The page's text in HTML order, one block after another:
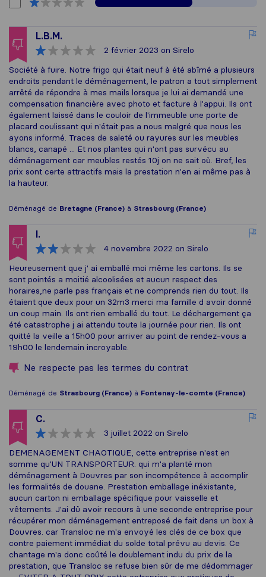
L.B.M.
2 février 2023 on Sirelo
Société à fuire. Notre frigo qui était neuf à été abîmé a plusieurs
endroits pendant le déménagement, le patron a tout simplement
arrêté de répondre à mes mails lorsque je lui ai demandé une
compensation financière avec photo et facture à l'appui. Ils ont
également laissé dans le couloir de l'immeuble une porte de
placard coulissant qui n'était pas a nous malgré que nous les
ayons informé. Traces de saleté ou rayures sur les meubles
blancs, canapé ... Et nos plantes qui n'ont pas survécu au
déménagement car meubles restés 10j on ne sait où. Bref, les
prix sont certe attractifs mais la prestation n'en ai même pas à
la hauteur.
Déménagé de Bretagne (France) à Strasbourg (France)
I.
4 novembre 2022 on Sirelo
Heureusement que j' ai emballé moi même les cartons. Ils se
sont pointés a moitié alcoolisées et aucun respect des
horaires,ne parle pas français et ne comprends rien du tout. Ils
étaient que deux pour un 32m3 merci ma famille d avoir donné
un coup main. Ils ont rien emballé du tout. Le déchargement ça
été catastrophe j ai attendu toute la journée pour rien. Ils ont
quitté la veille a 15h00 pour arriver au point de rendez-vous a
19h00 le lendemain incroyable.
Ne respecte pas les termes du contrat
Déménagé de Strasbourg (France) à Fontenay-le-comte (France)
C.
3 juillet 2022 on Sirelo
DEMENAGEMENT CHAOTIQUE, cette entreprise n'est en
somme qu'UN TRANSPORTEUR. qui m'a planté mon
déménagement à Douvres par son incompétence à accomplir
les formalités de douane. Prestation emballage inéxistante,
aucun carton ni emballage spécifique pour vaisselle et
vêtements. J'ai dû avoir recours à une seconde entreprise pour
récupérer mon déménagement entreposé de fait dans un box à
Douvres. car Transloc ne m'a envoyé les clés de ce box que
contre paiement immédiat du solde total prévu au devis. Ce
chantage m'a donc coûté le doublement indu du prix de la
prestation, que Transloc se refuse bien sûr de me dédommager